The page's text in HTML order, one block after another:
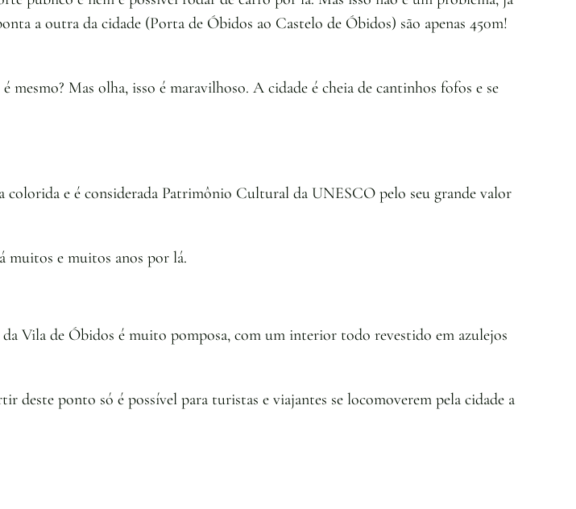
a outra da cidade (Porta de Óbidos ao Castelo de Óbidos) são apenas 450m!
mesmo? Mas olha, isso é maravilhoso. A cidade é cheia de cantinhos fofos e se
e é considerada Patrimônio Cultural da UNESCO pelo seu grande valor
muitos e muitos anos por lá.
Vila de Óbidos é muito pomposa, com um interior todo revestido em azulejos
deste ponto só é possível para turistas e viajantes se locomoverem pela cidade a